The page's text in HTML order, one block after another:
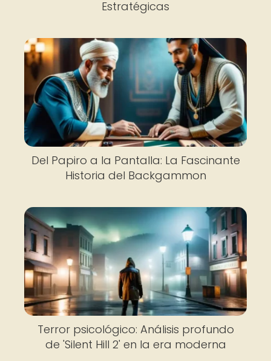
Estratégicas
Del Papiro a la Pantalla: La Fascinante
Historia del Backgammon
Terror psicológico: Análisis profundo
de 'Silent Hill 2' en la era moderna